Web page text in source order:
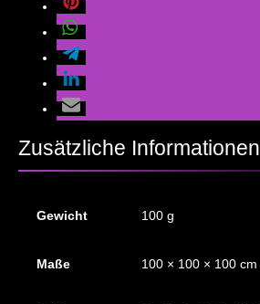
Zusätzliche Informationen
Gewicht 100 g
Maße 100 × 100 × 100 cm